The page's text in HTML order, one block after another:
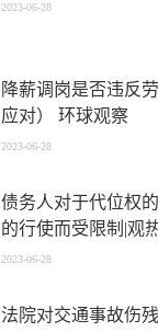
2023-06-28
降薪调岗是否违反
应对） 环球观察
2023-06-28
债务人对于代位权
的行使而受限制|观
2023-06-28
法院对交通事故伤